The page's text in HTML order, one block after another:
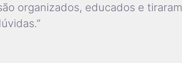
organizados, educados e tiraram